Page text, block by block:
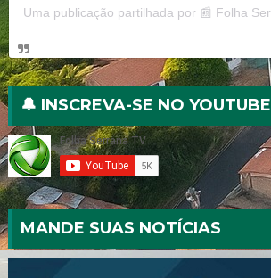
🔔 INSCREVA-SE NO YOUTUBE
MANDE SUAS NOTÍCIAS